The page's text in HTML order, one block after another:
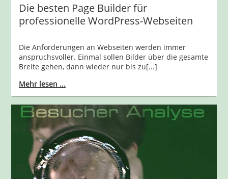
Die besten Page Builder für
professionelle WordPress-Webseiten
Die Anforderungen an Webseiten werden immer
anspruchsvoller. Einmal sollen Bilder über die gesamte
Breite gehen, dann wieder nur bis zu[...]
Mehr lesen ...